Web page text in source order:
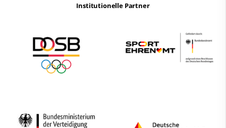
Institutionelle Partner